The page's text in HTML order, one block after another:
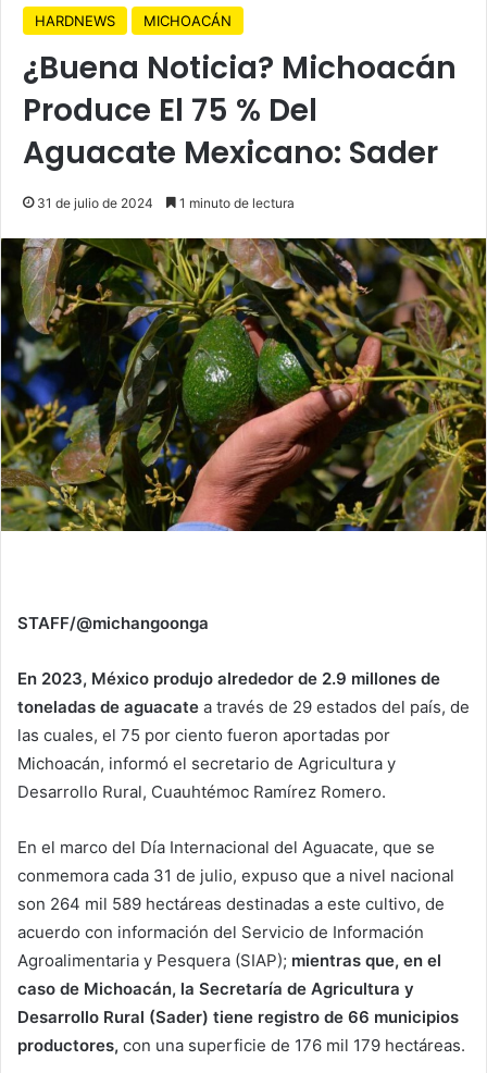
HARDNEWS MICHOACÁN
¿Buena Noticia? Michoacán
Produce El 75 % Del
Aguacate Mexicano: Sader
31 de julio de 2024 1 minuto de lectura
STAFF/@michangoonga
En 2023, México produjo alrededor de 2.9 millones de
toneladas de aguacate a través de 29 estados del país, de
las cuales, el 75 por ciento fueron aportadas por
Michoacán, informó el secretario de Agricultura y
Desarrollo Rural, Cuauhtémoc Ramírez Romero.
En el marco del Día Internacional del Aguacate, que se
conmemora cada 31 de julio, expuso que a nivel nacional
son 264 mil 589 hectáreas destinadas a este cultivo, de
acuerdo con información del Servicio de Información
Agroalimentaria y Pesquera (SIAP); mientras que, en el
caso de Michoacán, la Secretaría de Agricultura y
Desarrollo Rural (Sader) tiene registro de 66 municipios
productores, con una superficie de 176 mil 179 hectáreas.